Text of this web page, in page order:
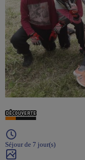
Séjour de 7 jour(s)